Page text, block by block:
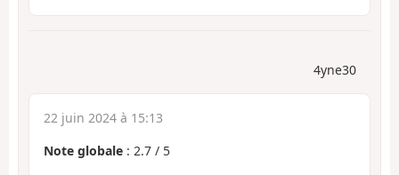
4yne30
22 juin 2024 à 15:13
Note globale : 2.7 / 5